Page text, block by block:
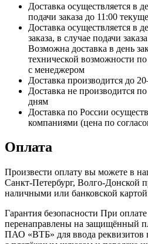
Доставка осуществляется в
подачи заказа до 11:00
Доставка осуществляется в
заказа, в случае подачи
Возможна доставка в день
технической возможности
с менеджером
Доставка производится до
Доставка не производится
дням
Доставка по России
компаниями (цена по
Оплата
Произвести оплату вы можете в
Санкт-Петербург, Волго-Донской
наличными или банковской
Гарантия безопасности При оплате
перенаправлены на защищённый
ПАО «ВТБ» для ввода реквизитов